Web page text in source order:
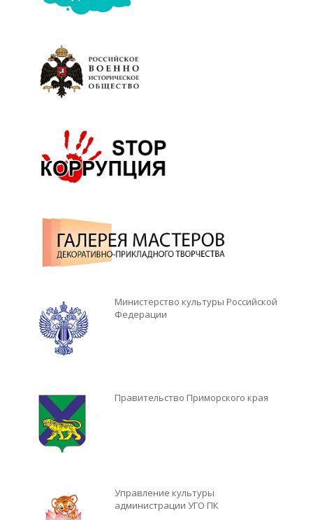
Министерство культуры Российской
Федерации
Правительство Приморского края
Управление культуры
администрации УГО ПК